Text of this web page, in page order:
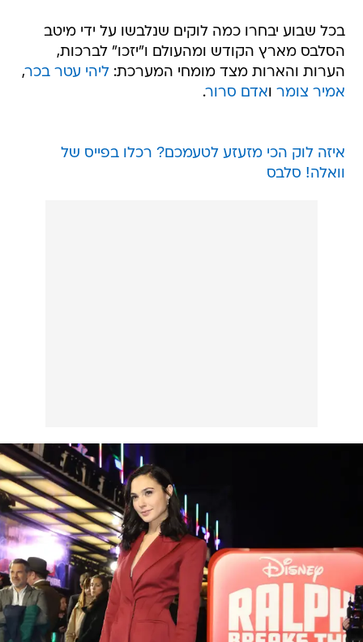
בכל שבוע יבחרו כמה לוקים שנלבשו על ידי מיטב
הסלבס מארץ הקודש ומהעולם ו"יזכו" לברכות,
הערות והארות מצד מומחי המערכת:ליהי עטר בכר,
אמיר צומר ואדם סרור.
איזה לוק הכי מזעזע לטעמכם? רכלו בפייס של
וואלה! סלבס